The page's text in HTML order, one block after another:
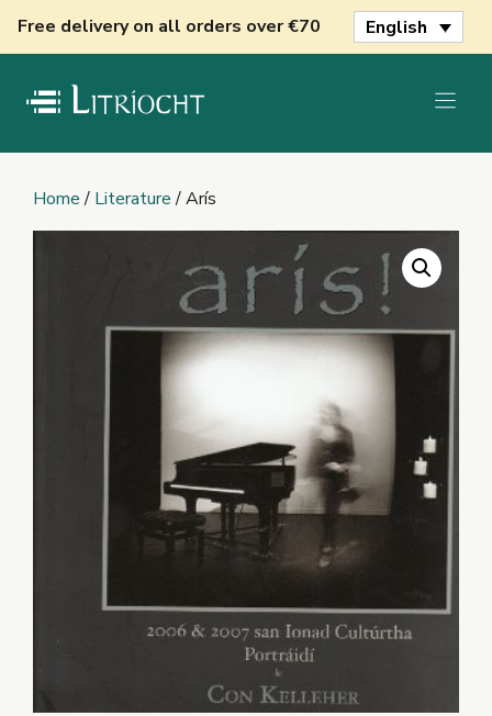
Free delivery on all orders over €70 English
Home/ Literature/ Arís